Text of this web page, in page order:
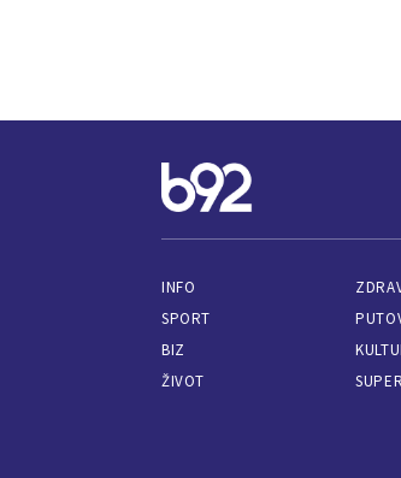
INFO
SPORT
BIZ
ŽIVOT